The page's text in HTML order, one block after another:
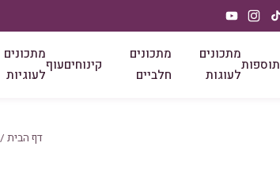
תוספות
מתכונים
לעוגות
מתכונים
חלביים
קינוחיםעוף
מתכונים
לעוגיות
דף הבית /